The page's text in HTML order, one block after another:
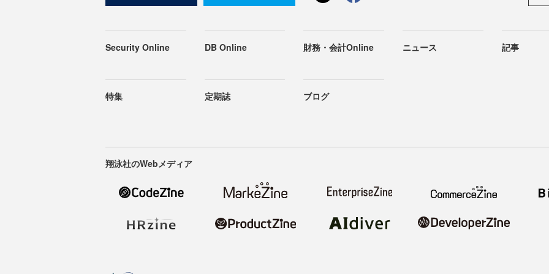
Security Online DB Online 財務・会計Online ニュース 記事
特集 定期誌 ブログ
翔泳社のWebメディア